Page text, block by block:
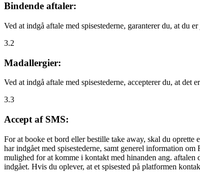
Bindende aftaler:
Ved at indgå aftale med spisestederne, garanterer du, at du
3.2
Madallergier:
Ved at indgå aftale med spisestederne, accepterer du, at
3.3
Accept af SMS:
For at booke et bord eller bestille take away, skal du
har indgået med spisestederne, samt generel information
mulighed for at komme i kontakt med hinanden ang.
indgået. Hvis du oplever, at et spisested på platformen